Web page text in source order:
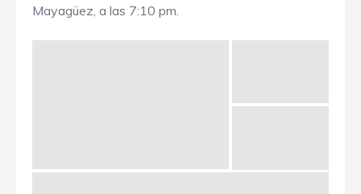
Mayagüez, a las 7:10 pm.